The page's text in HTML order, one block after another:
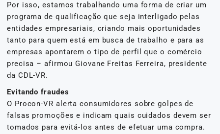
Por isso, estamos trabalhando uma forma de criar um
programa de qualificação que seja interligado pelas
entidades empresariais, criando mais oportunidades
tanto para quem está em busca de trabalho e para as
empresas apontarem o tipo de perfil que o comércio
precisa – afirmou Giovane Freitas Ferreira, presidente
da CDL-VR.
Evitando fraudes
O Procon-VR alerta consumidores sobre golpes de
falsas promoções e indicam quais cuidados devem ser
tomados para evitá-los antes de efetuar uma compra.